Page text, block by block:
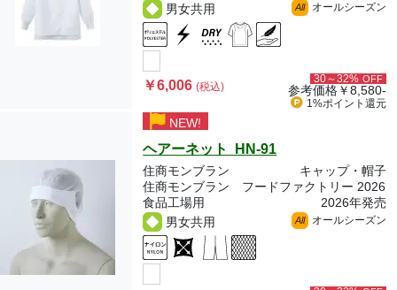
男女共用
All オールシーズン
￥6,006(税込)
30～32% OFF
参考価格￥8,580-
1%ポイント 還元
NEW!
ヘアーネット HN-91
住商モンブラン
キャップ・帽子
住商モンブラン フードファクトリー 2026
食品工場用
2026年発売
男女共用
All オールシーズン